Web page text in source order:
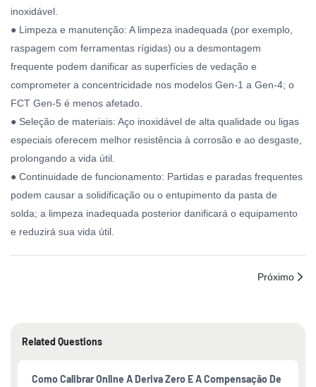
inoxidável.
● Limpeza e manutenção: A limpeza inadequada (por exemplo,
raspagem com ferramentas rígidas) ou a desmontagem
frequente podem danificar as superfícies de vedação e
comprometer a concentricidade nos modelos Gen-1 a Gen-4; o
FCT Gen-5 é menos afetado.
● Seleção de materiais: Aço inoxidável de alta qualidade ou ligas
especiais oferecem melhor resistência à corrosão e ao desgaste,
prolongando a vida útil.
● Continuidade de funcionamento: Partidas e paradas frequentes
podem causar a solidificação ou o entupimento da pasta de
solda; a limpeza inadequada posterior danificará o equipamento
e reduzirá sua vida útil.
Próximo
Related Questions
Como Calibrar Online A Deriva Zero E A Compensação De